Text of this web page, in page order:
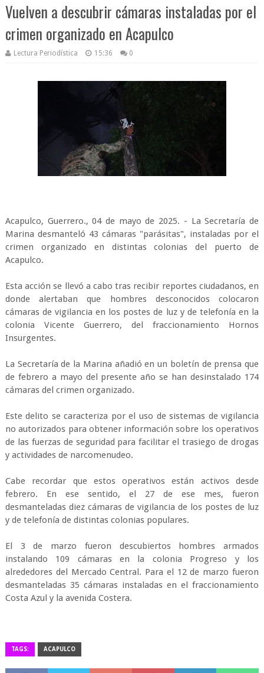
Vuelven a descubrir cámaras instaladas por el
crimen organizado en Acapulco
Lectura Periodística 15:36 0
Acapulco, Guerrero., 04 de mayo de 2025. - La Secretaría de
Marina desmanteló 43 cámaras "parásitas", instaladas por el
crimen organizado en distintas colonias del puerto de
Acapulco.
Esta acción se llevó a cabo tras recibir reportes ciudadanos, en
donde alertaban que hombres desconocidos colocaron
cámaras de vigilancia en los postes de luz y de telefonía en la
colonia Vicente Guerrero, del fraccionamiento Hornos
Insurgentes.
La Secretaría de la Marina añadió en un boletín de prensa que
de febrero a mayo del presente año se han desinstalado 174
cámaras del crimen organizado.
Este delito se caracteriza por el uso de sistemas de vigilancia
no autorizados para obtener información sobre los operativos
de las fuerzas de seguridad para facilitar el trasiego de drogas
y actividades de narcomenudeo.
Cabe recordar que estos operativos están activos desde
febrero. En ese sentido, el 27 de ese mes, fueron
desmanteladas diez cámaras de vigilancia de los postes de luz
y de telefonía de distintas colonias populares.
El 3 de marzo fueron descubiertos hombres armados
instalando 109 cámaras en la colonia Progreso y los
alrededores del Mercado Central. Para el 12 de marzo fueron
desmanteladas 35 cámaras instaladas en el fraccionamiento
Costa Azul y la avenida Costera.
TAGS: ACAPULCO